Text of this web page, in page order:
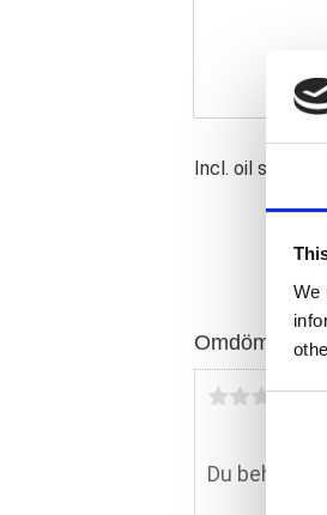
We
C
Incl. oil seals
Omdömen